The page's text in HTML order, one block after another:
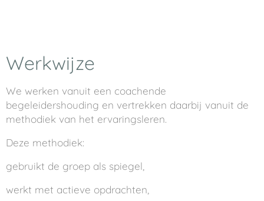
Werkwijze
We werken vanuit een coachende
begeleidershouding en vertrekken daarbij vanuit de
methodiek van het ervaringsleren.
Deze methodiek:
gebruikt de groep als spiegel,
werkt met actieve opdrachten,